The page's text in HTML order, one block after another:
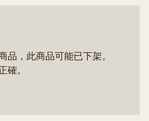
品，此商品可能已下架。
確。